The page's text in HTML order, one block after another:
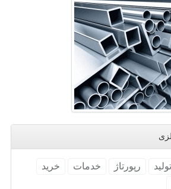
تولید رپورتاژ خدمات
خرید